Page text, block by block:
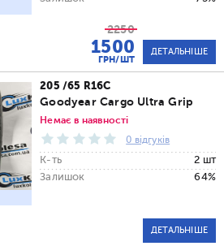
2250
1500
ГРН/ШТ
ДЕТАЛЬНІШЕ
205 /65 R16C
Goodyear Cargo Ultra Grip
Немає в наявності
0 відгуків
К-ть
2 шт
Залишок
64%
ДЕТАЛЬНІШЕ